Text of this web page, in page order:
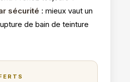
sécurité : mieux vaut un
de bain de teinture